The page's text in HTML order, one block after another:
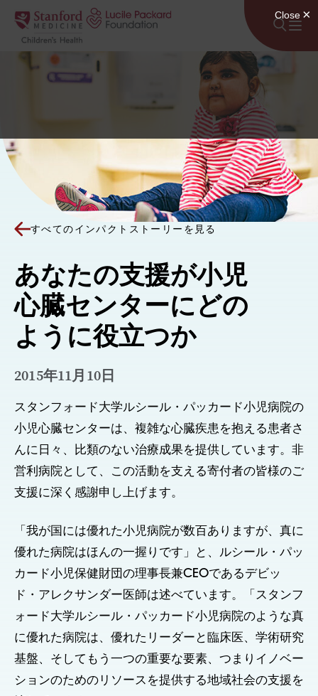
コンテンツにスキップ
すべてのインパクトストーリーを見る
あなたの支援が小児
心臓センターにどの
ように役立つか
2015年11月10日
スタンフォード大学ルシール・パッカード小児病院の
小児心臓センターは、複雑な心臓疾患を抱える患者さ
んに日々、比類のない治療成果を提供しています。非
営利病院として、この活動を支える寄付者の皆様のご
支援に深く感謝申し上げます。
「我が国には優れた小児病院が数百ありますが、真に
優れた病院はほんの一握りです」と、ルシール・パッ
カード小児保健財団の理事長兼CEOであるデビッ
ド・アレクサンダー医師は述べています。「スタンフ
ォード大学ルシール・パッカード小児病院のような真
に優れた病院は、優れたリーダーと臨床医、学術研究
基盤、そしてもう一つの重要な要素、つまりイノベー
ションのためのリソースを提供する地域社会の支援を